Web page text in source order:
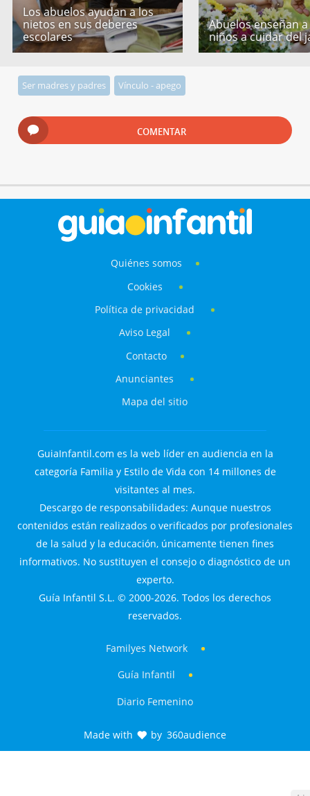
Los abuelos ayudan a los
nietos en sus deberes
escolares
Abuelos enseñan
niños a cuidar del
Ser madres y padres Vínculo - apego
COMENTAR
Quiénes somos
Cookies
Política de privacidad
Aviso Legal
Contacto
Anunciantes
Mapa del sitio
GuiaInfantil.com es la web líder en audiencia en la
categoría Familia y Estilo de Vida con 14 millones de
visitantes al mes.
Descargo de responsabilidades: Aunque nuestros
contenidos están realizados o verificados por profesionales
de la salud y la educación, únicamente tienen fines
informativos. No sustituyen el consejo o diagnóstico de un
experto.
Guía Infantil S.L. © 2000-2026. Todos los derechos
reservados.
Familyes Network
Guía Infantil
Diario Femenino
Made with by 360audience